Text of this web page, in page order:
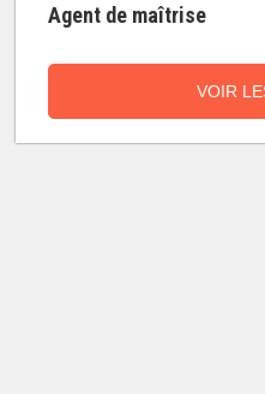
Agent de maîtrise
VOIR